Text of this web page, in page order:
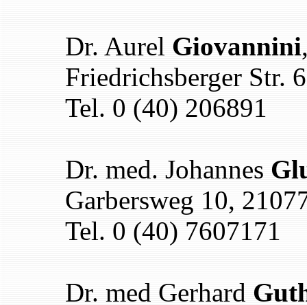
Dr. Aurel Giovannini
Friedrichsberger Str.
Tel. 0 (40) 206891
Dr. med. Johannes
Garbersweg 10,
Tel. 0 (40) 7607171
Dr. med Gerhard